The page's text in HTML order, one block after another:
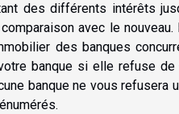
des différents intérêts
avec le nouveau.
des banques
banque si elle refuse
banque ne vous refusera